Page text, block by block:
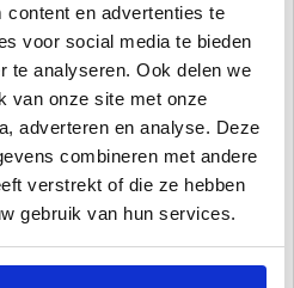
en advertenties te
voor social media te bieden
te analyseren. Ook delen we
van onze site met onze
adverteren en analyse. Deze
combineren met andere
verstrekt of die ze hebben
gebruik van hun services.
van kwalitatief hoge kwalitieit
lasnaten Mede hierdoor is het
mee. Het bad is gemaakt van
zwembad, en dit maakt samen
zwembaden is die wij kunnen
over een perfecte isolatielaag.
isolatielaag blijft het water